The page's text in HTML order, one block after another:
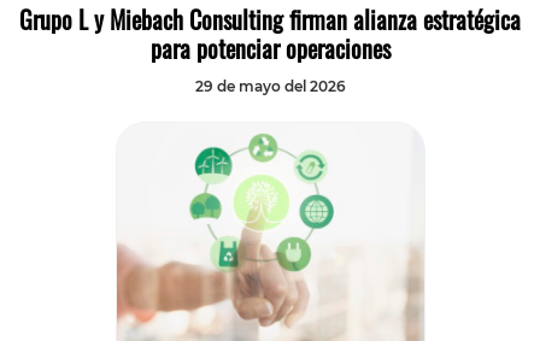
Grupo L y Miebach Consulting firman alianza estratégica
para potenciar operaciones
29 de mayo del 2026